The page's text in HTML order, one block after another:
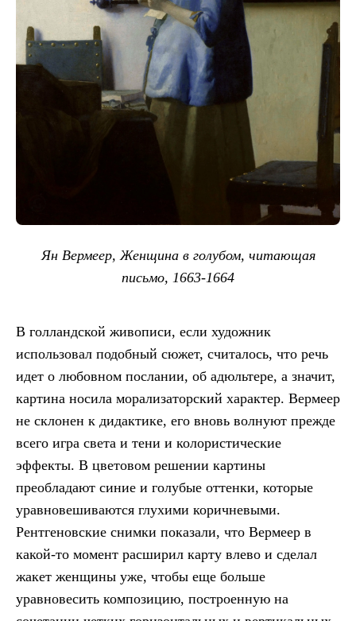
Ян Вермеер, Женщина в голубом, читающая
письмо, 1663-1664
В голландской живописи, если художник
использовал подобный сюжет, считалось, что речь
идет о любовном послании, об адюльтере, а значит,
картина носила морализаторский характер. Вермеер
не склонен к дидактике, его вновь волнуют прежде
всего игра света и тени и колористические
эффекты. В цветовом решении картины
преобладают синие и голубые оттенки, которые
уравновешиваются глухими коричневыми.
Рентгеновские снимки показали, что Вермеер в
какой-то момент расширил карту влево и сделал
жакет женщины уже, чтобы еще больше
уравновесить композицию, построенную на